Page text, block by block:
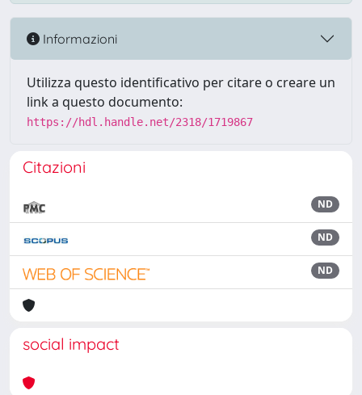
Informazioni
Utilizza questo identificativo per citare o creare un
link a questo documento:
https://hdl.handle.net/2318/1719867
Citazioni
ND
ND
ND
social impact